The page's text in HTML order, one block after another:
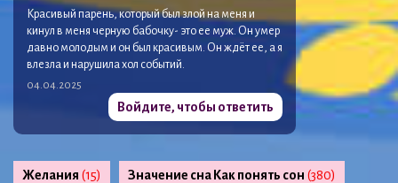
Красивый парень, который был злой на меня и
кинул в меня черную бабочку- это ее муж. Он умер
давно молодым и он был красивым. Он ждёт ее, а я
влезла и нарушила хол событий.
04.04.2025
Войдите, чтобы ответить
Желания (15) Значение сна Как понять сон (380)